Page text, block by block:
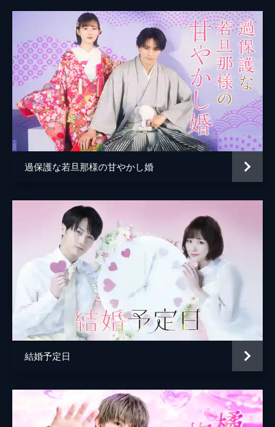
る。恋愛とは無縁の生活を続けてきたため、
華のクローゼットはスウェットだけ。このま
までは出かけられないと落ち込んでいた時、
理一が突然華の家に現れ...。
24分
第4話
「華に男がいるのでは!?」という疑惑にから
れた華の漫画のアシスタント・真琴と小井
沼。まさか、と思い直す2人だったが、以前
から華にこっそり想いを寄せていた小井沼
め...。
理一が女性から抱きつかれているところを目
撃してしまった華。それから数日、理一との
連絡はなく、華は恋愛漫画家でありながら理
一の気持ちがわからなくなっていた。そんな
なか、華の代表作のドラマ化が決定し...。
第6話
実写ドラマ化でヒロインを演じる星野七瀬か
ら、華は突然ライバル宣言をされる。しか
も、理一と七瀬が泊まり込みで1週間のドラ
マ撮影に行くことになってしまう。華はその
監督 椿本慶次郎
青木達也
脚本 下田悠子
原作 浅野あや
過保護な若旦那様の甘やかし婚
結婚予定日